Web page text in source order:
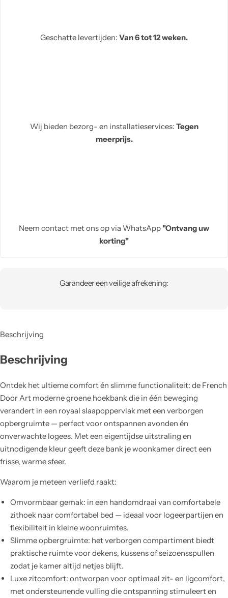
Geschatte levertijden: Van 6 tot 12 weken.
Wij bieden bezorg- en installatieservices: Tegen
meerprijs.
Neem contact met ons op via WhatsApp"Ontvang uw
korting"
Garandeer een veilige afrekening:
Beschrijving
Beschrijving
Ontdek het ultieme comfort én slimme functionaliteit: de French
Door Art moderne groene hoekbank die in één beweging
verandert in een royaal slaapoppervlak met een verborgen
opbergruimte — perfect voor ontspannen avonden én
onverwachte logees. Met een eigentijdse uitstraling en
uitnodigende kleur geeft deze bank je woonkamer direct een
frisse, warme sfeer.
Waarom je meteen verliefd raakt:
Omvormbaar gemak: in een handomdraai van comfortabele
zithoek naar comfortabel bed — ideaal voor logeerpartijen en
flexibiliteit in kleine woonruimtes.
Slimme opbergruimte: het verborgen compartiment biedt
praktische ruimte voor dekens, kussens of seizoensspullen
zodat je kamer altijd netjes blijft.
Luxe zitcomfort: ontworpen voor optimaal zit- en ligcomfort,
met ondersteunende vulling die ontspanning stimuleert en